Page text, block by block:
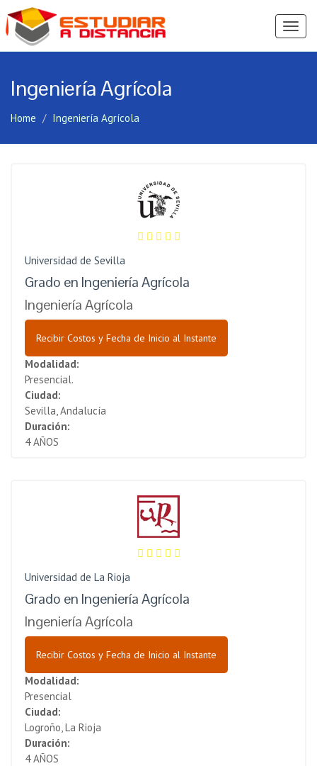
Ver
Ingeniería Agrícola
Home Ingeniería Agrícola
Universidad de Sevilla
Grado en Ingeniería Agrícola
Ingeniería Agrícola
Recibir Costos y Fecha de Inicio al Instante
Modalidad:
Presencial.
Ciudad:
Sevilla, Andalucía
Duración:
4 AÑOS
Universidad de La Rioja
Grado en Ingeniería Agrícola
Ingeniería Agrícola
Recibir Costos y Fecha de Inicio al Instante
Modalidad:
Presencial
Ciudad:
Logroño, La Rioja
Duración:
4 AÑOS